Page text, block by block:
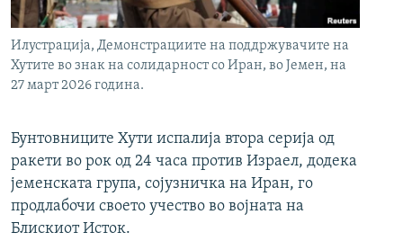
Илустрација, Демонстрациите на поддржувачите на
Хутите во знак на солидарност со Иран, во Јемен, на
27 март 2026 година.
Бунтовниците Хути испалија втора серија од
ракети во рок од 24 часа против Израел, додека
јеменската група, сојузничка на Иран, го
продлабочи своето учество во војната на
Блискиот Исток.